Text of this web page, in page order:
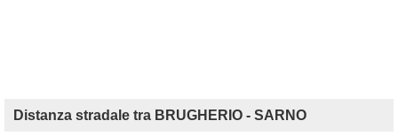
Distanza stradale tra BRUGHERIO - SARNO